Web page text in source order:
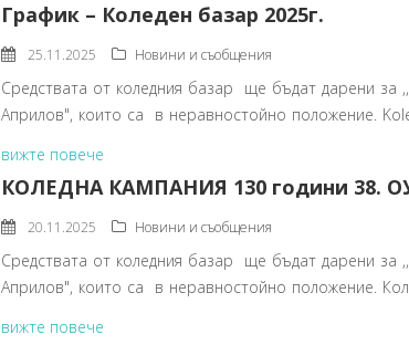
График – Коледен базар 2025г.
25.11.2025 Новини и съобщения
Средствата от коледния базар ще бъдат дарени за
Априлов", които са в неравностойно положение.
вижте повече
КОЛЕДНА КАМПАНИЯ 130 години 38.
20.11.2025 Новини и съобщения
Средствата от коледния базар ще бъдат дарени за
Априлов", които са в неравностойно положение.
вижте повече